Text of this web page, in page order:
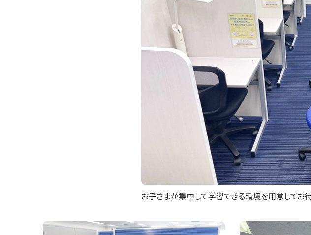
お子さまが集中して学習できる環境を用意してお待
開放的な受付カウンター。ご質問・ご相談など